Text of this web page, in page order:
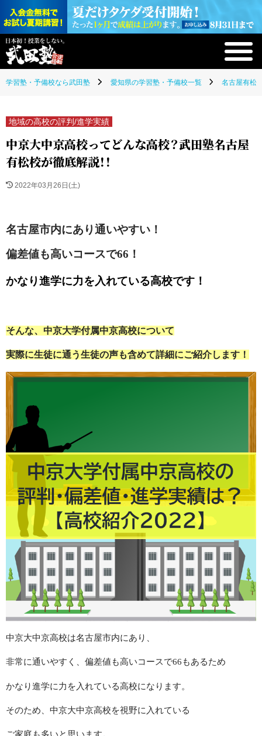
学習塾・予備校なら武田塾 愛知県の学習塾・予備校一覧 名古屋有松
地域の高校の評判/進学実績
中京大中京高校ってどんな高校？武田塾名古屋
有松校が徹底解説！！
2022年03月26日(土)
名古屋市内にあり通いやすい！
偏差値も高いコースで66！
かなり進学に力を入れている高校です！
そんな、中京大学付属中京高校について
実際に生徒に通う生徒の声も含めて詳細にご紹介します！
中京大中京高校は名古屋市内にあり、
非常に通いやすく、偏差値も高いコースで66もあるため
かなり進学に力を入れている高校になります。
そのため、中京大中京高校を視野に入れている